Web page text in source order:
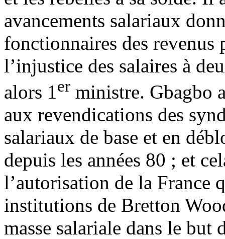
avancements salariaux
fonctionnaires des
l’injustice des salaires à
alors 1er ministre. Gbagbo
aux revendications des
salariaux de base et en
depuis les années 80 ; et
l’autorisation de la France
institutions de Bretton
masse salariale dans le